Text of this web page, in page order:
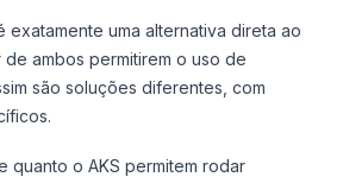
exatamente uma alternativa direta ao
ambos permitirem o uso de
são soluções diferentes, com
quanto o AKS permitem rodar